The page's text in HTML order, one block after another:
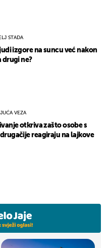
STADA
izgore na suncu već nakon
drugi ne?
VEZA
otkriva zašto osobe s
reagiraju na lajkove